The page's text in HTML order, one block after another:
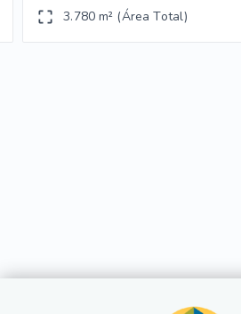
3.780 m² (Área Total)